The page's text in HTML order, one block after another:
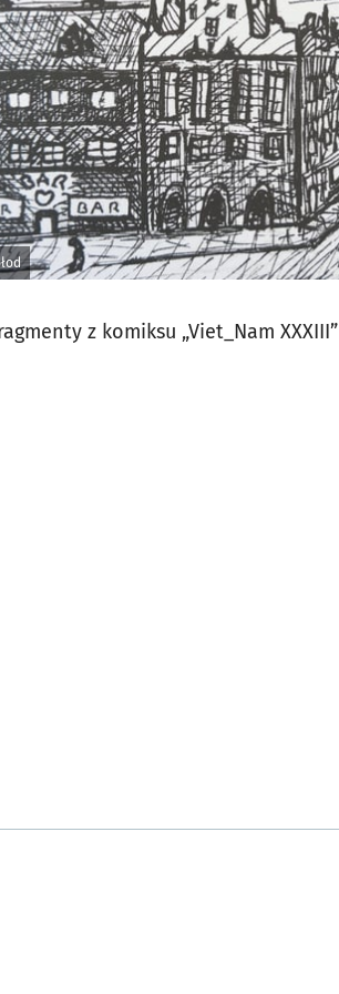
z komiksu „Viet_Nam XXXIII”